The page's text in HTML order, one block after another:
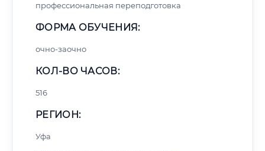
профессиональная переподготовка
ФОРМА ОБУЧЕНИЯ:
очно-заочно
КОЛ-ВО ЧАСОВ:
516
РЕГИОН:
Уфа